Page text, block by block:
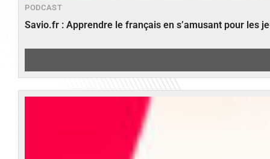
PODCAST
Savio.fr : Apprendre le français en s’amusant pour les